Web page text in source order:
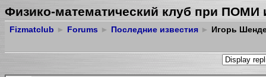
Физико-математический клуб при ПОМИ
Fizmatclub ► Forums ► Последние известия ► Игорь